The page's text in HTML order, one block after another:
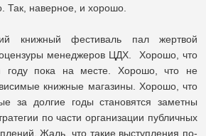
Так, наверное, и хорошо.
книжный фестиваль пал жертвой
менеджеров ЦДХ. Хорошо, что
году пока на месте. Хорошо, что не
книжные магазины. Хорошо, что
за долгие годы становятся заметны
по части организации публичных
Жаль, что такие выступления по-